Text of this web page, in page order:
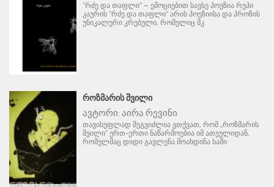
"რძე და თაფლი" – ემოციებით სავსე პოეზია რუპი
კაურის "რძე და თაფლი" არის პოეზიისა და პროზის
უნიკალური კრებული, რომელიც მკ
ᲠᲝᲖᲛᲐᲠᲘᲡ ᲨᲕᲘᲚᲘ
ავტორი: აირა რევინი
თავისუფლად შეგვიძლია ვთქვათ, რომ „როზმარის
შვილი" ერთ-ერთი ნაწარმოებია იმ ათეულიდან,
რომელმაც დიდი გავლენა მოახდინა საში